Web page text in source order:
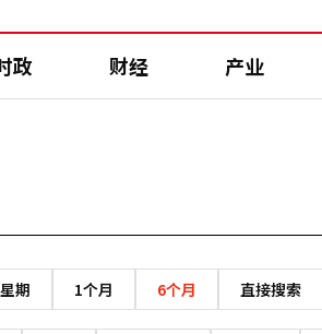
政 财经 产业
期 1个月 6个月 直接搜索